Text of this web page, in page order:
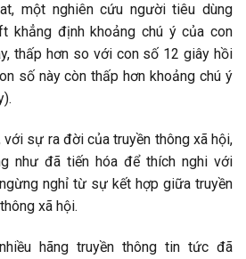
một nghiên cứu người tiêu dùng
khẳng định khoảng chú ý của con
thấp hơn so với con số 12 giây hồi
số này còn thấp hơn khoảng chú ý
với sự ra đời của truyền thông xã hội,
như đã tiến hóa để thích nghi với
nghỉ từ sự kết hợp giữa truyền
xã hội.
hãng truyền thông tin tức đã